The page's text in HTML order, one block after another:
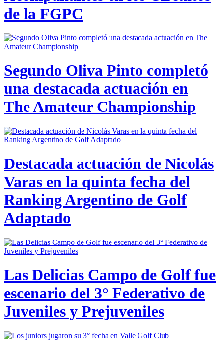
de la FGPC
Segundo Oliva Pinto completó
una destacada actuación en
The Amateur Championship
Destacada actuación de Nicolás
Varas en la quinta fecha del
Ranking Argentino de Golf
Adaptado
Las Delicias Campo de Golf fue
escenario del 3° Federativo de
Juveniles y Prejuveniles